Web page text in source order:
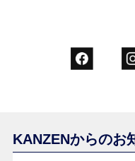
KANZENからのお